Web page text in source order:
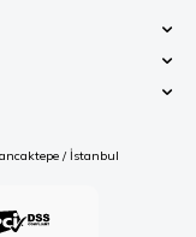
/ İstanbul